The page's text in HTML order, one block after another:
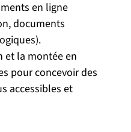
en ligne
documents
et la montée en
pour concevoir des
accessibles et